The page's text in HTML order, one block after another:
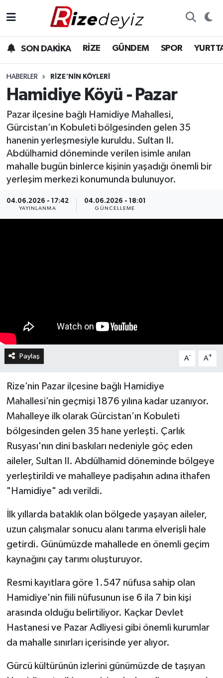
SON DAKİKA RİZE GÜNDEM SPOR
HABERLER RIZE'NIN KÖYLERI
Hamidiye Köyü - Pazar
Pazar ilçesine bağlı Hamidiye Mahallesi,
Gürcistan’ın Kobuleti bölgesinden gelen 35
hanenin yerleşmesiyle kuruldu. Sultan II.
Abdülhamid döneminde verilen isimle anılan
mahalle bugün binlerce kişinin yaşadığı önemli bir
yerleşim merkezi konumunda bulunuyor.
04.06.2026 - 17:42
YAYINLANMA
04.06.2026 - 18:01
GÜNCELLEME
Paylaş A- A+
Rize’nin Pazar ilçesine bağlı Hamidiye
Mahallesi’nin geçmişi 1876 yılına kadar uzanıyor.
Mahalleye ilk olarak Gürcistan’ın Kobuleti
bölgesinden gelen 35 hane yerleşti. Çarlık
Rusyası'nın dini baskıları nedeniyle göç eden
aileler, Sultan II. Abdülhamid döneminde bölgeye
yerleştirildi ve mahalleye padişahın adına ithafen
"Hamidiye" adı verildi.
İlk yıllarda bataklık olan bölgede yaşayan aileler,
uzun çalışmalar sonucu alanı tarıma elverişli hale
getirdi. Günümüzde mahallede en önemli geçim
kaynağını çay tarımı oluşturuyor.
Resmi kayıtlara göre 1.547 nüfusa sahip olan
Hamidiye'nin fiili nüfusunun ise 6 ila 7 bin kişi
arasında olduğu belirtiliyor. Kaçkar Devlet
Hastanesi ve Pazar Adliyesi gibi önemli kurumlar
da mahalle sınırları içerisinde yer alıyor.
Gürcü kültürünün izlerini günümüzde de taşıyan
Gündem
Yurttan Haberler
Ekonomi
Teknoloji
Sağlık
Rize Hava Durumu
Rize Trafik Yoğunluk Haritası
Süper Lig Puan Durumu ve Fikstür
Tüm Manşetler
Son Dakika Haberleri